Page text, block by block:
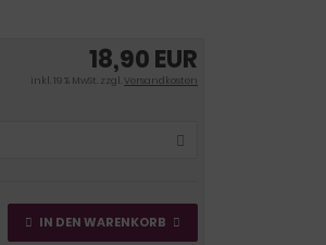
18,90 EUR
inkl. 19 % MwSt. zzgl.Versandkosten
IN DEN WARENKORB